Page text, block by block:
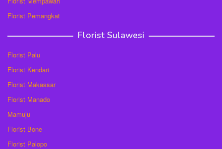
Florist Pemangkat
Florist Sulawesi
Florist Palu
Florist Kendari
Florist Makassar
Florist Manado
Mamuju
Florist Bone
Florist Palopo